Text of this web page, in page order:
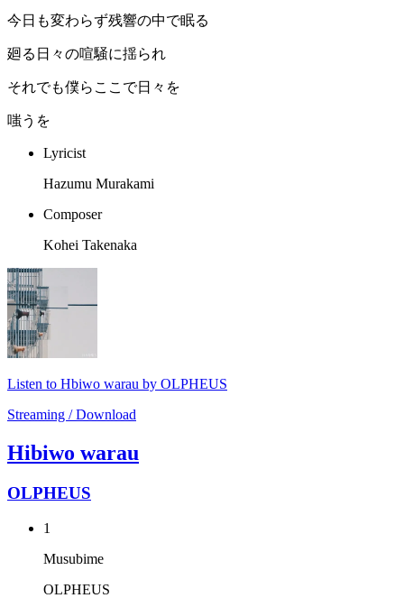
今日も変わらず残響の中で眠る
廻る日々の喧騒に揺られ
それでも僕らここで日々を
嗤うを
Lyricist
Hazumu Murakami
Composer
Kohei Takenaka
Listen to Hbiwo warau by OLPHEUS
Streaming / Download
Hibiwo warau
OLPHEUS
1
Musubime
OLPHEUS